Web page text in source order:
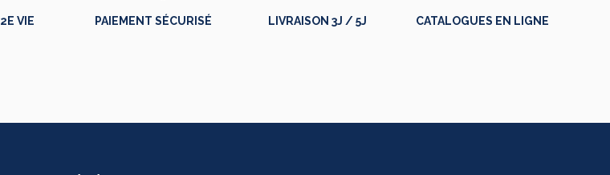
VIE PAIEMENT SÉCURISÉ LIVRAISON 3J / 5J CATALOGUES EN LIGNE